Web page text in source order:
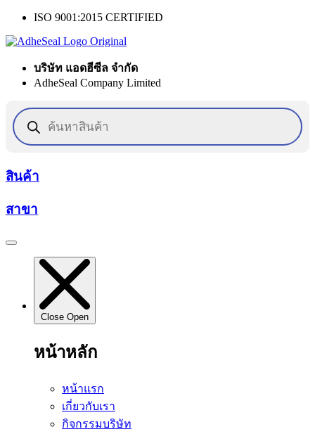
Skip
content
ISO 9001:2015 CERTIFIED
บริษัท แอดฮีซีล จำกัด
AdheSeal Company Limited
Products
search
สินค้า
สาขา
Close Open
หน้าหลัก
หน้าแรก
เกี่ยวกับเรา
กิจกรรมบริษัท